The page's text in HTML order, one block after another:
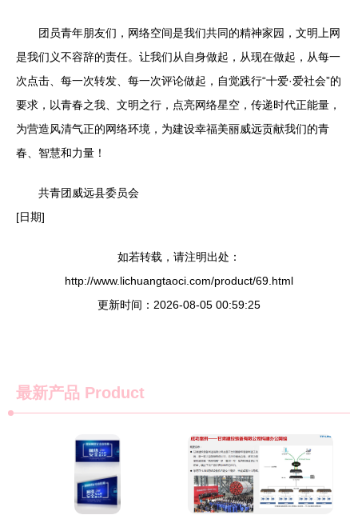
团员青年朋友们，网络空间是我们共同的精神家园，文明上网
是我们义不容辞的责任。让我们从自身做起，从现在做起，从每一
次点击、每一次转发、每一次评论做起，自觉践行“十爱·爱社会”的
要求，以青春之我、文明之行，点亮网络星空，传递时代正能量，
为营造风清气正的网络环境，为建设幸福美丽威远贡献我们的青
春、智慧和力量！
共青团威远县委员会
[日期]
如若转载，请注明出处：
http://www.lichuangtaoci.com/product/69.html
更新时间：2026-08-05 00:59:25
最新产品 Product